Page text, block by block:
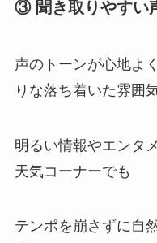
③ 聞き取りやすい
声のトーンが心地よく
りな落ち着いた雰囲
明るい情報やエンタ
天気コーナーでも
テンポを崩さずに自